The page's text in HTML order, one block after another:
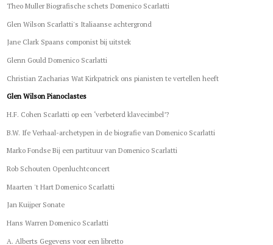
Theo Muller Biografische schets Domenico Scarlatti
Glen Wilson Scarlatti's Italiaanse achtergrond
Jane Clark Spaans componist bij uitstek
Glenn Gould Domenico Scarlatti
Christian Zacharias Wat Kirkpatrick ons pianisten te vertellen heeft
Glen Wilson Pianoclastes
H.F. Cohen Scarlatti op een ‘verbeterd klavecimbel’?
B.W. Ife Verhaal-archetypen in de biografie van Domenico Scarlatti
Marko Fondse Bij een partituur van Domenico Scarlatti
Rob Schouten Openluchtconcert
Maarten 't Hart Domenico Scarlatti
Jan Kuijper Sonate
Hans Warren Domenico Scarlatti
A. Alberts Gegevens voor een libretto